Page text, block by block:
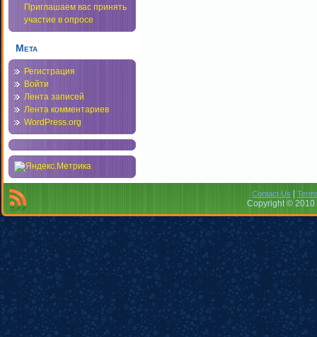
Приглашаем вас принять
участие в опросе
Мета
Регистрация
Войти
Лента записей
Лента комментариев
WordPress.org
Contact Us
Copyright ©